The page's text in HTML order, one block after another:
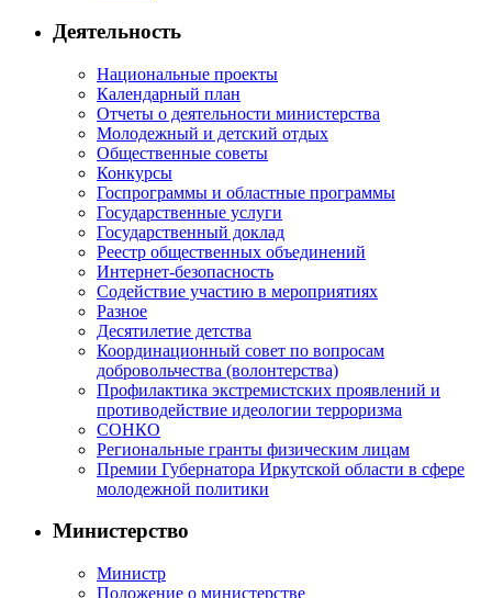
Деятельность
Национальные проекты
Календарный план
Отчеты о деятельности министерства
Молодежный и детский отдых
Общественные советы
Конкурсы
Госпрограммы и областные программы
Государственные услуги
Государственный доклад
Реестр общественных объединений
Интернет-безопасность
Содействие участию в мероприятиях
Разное
Десятилетие детства
Координационный совет по вопросам
добровольчества (волонтерства)
Профилактика экстремистских проявлений и
противодействие идеологии терроризма
СОНКО
Региональные гранты физическим лицам
Премии Губернатора Иркутской области в сфере
молодежной политики
Министерство
Министр
Положение о министерстве